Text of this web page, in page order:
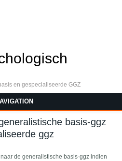
en gespecialiseerde GGZ
basis-ggz
ggz
de generalistische basis-ggz indien